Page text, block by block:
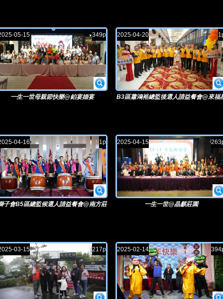
05-15 349p
一生一世母親節快樂@鉑宴婚宴
2025-04-20
B3區蕭鴻裕總監後選人請益餐會@來福
04-16 1p
子會B5區總監候選人請益餐會@南方莊
2025-04-15
一生一世@晶麒莊園
03-15 217p 2025-02-14